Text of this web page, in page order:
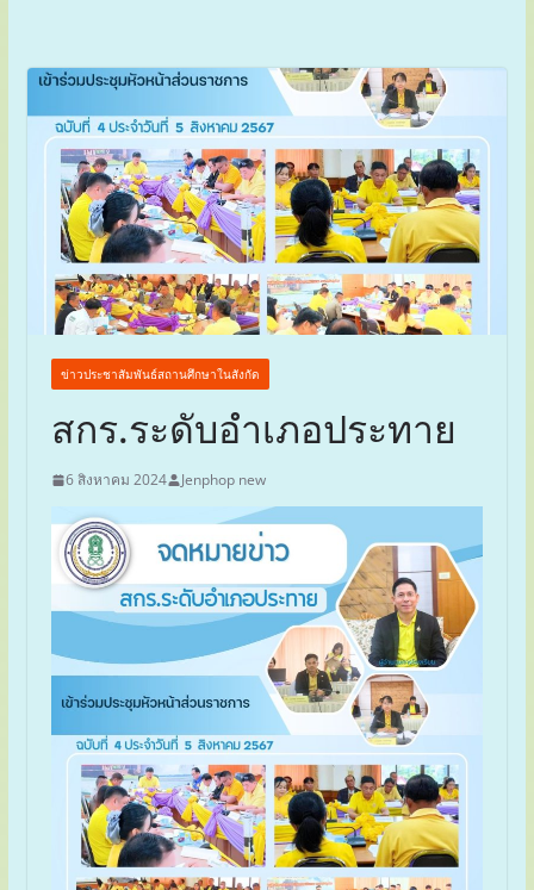
ข่าวประชาสัมพันธ์สถานศึกษาในสังกัด
สกร.ระดับอำเภอประทาย
6 สิงหาคม 2024 Jenphop new